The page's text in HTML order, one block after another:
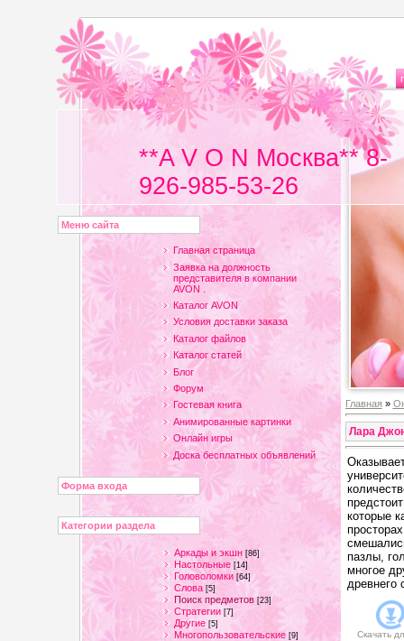
**A V O N Москва** 8-
926-985-53-26
Меню сайта
Главная страница
Заявка на должность
представителя в компании
AVON .
Каталог AVON
Условия доставки заказа
Каталог файлов
Каталог статей
Блог
Форум
Гостевая книга
Анимированные картинки
Онлайн игры
Доска бесплатных объявлений
Форма входа
Категории раздела
Аркады и экшн [86]
Настольные [14]
Головоломки [64]
Слова [5]
Поиск предметов [23]
Стратегии [7]
Другие [5]
Многопользовательские [9]
Главная»
Лара
которые
пазлы,
многое
древнего
Скачать